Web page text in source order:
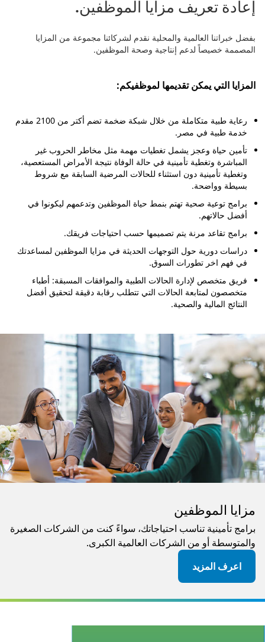
إعادة تعريف مزايا الموظفين.
بفضل خبراتنا العالمية والمحلية نقدم لشركائنا مجموعة من المزايا
المصممة خصيصاً لدعم إنتاجية وصحة الموظفين.​
المزايا التي يمكن تقديمها لموظفيكم:
رعاية طبية متكاملة من خلال شبكة ضخمة تضم أكتر من 2100 مقدم
خدمة طبية في مصر.​
تأمين حياة وعجز يشمل تغطيات مهمة مثل مخاطر الحروب غير
المباشرة وتغطية تأمينية في حالة الوفاة نتيجة الأمراض المستعصية،
وتغطية تأمينية دون استثناء للحالات المرضية السابقة مع شروط
بسيطة وواضحة.​
برامج توعية صحية تهتم بنمط حياة الموظفين وتدعمهم ليكونوا في
أفضل حالاتهم.​
برامج تقاعد مرنة يتم تصميمها حسب احتياجات فريقك.​
دراسات دورية حول التوجهات الحديثة في مزايا الموظفين لمساعدتك
في فهم اخر تطورات السوق.​
فريق متخصص لإدارة الحالات الطبية والموافقات المسبقة: أطباء
متخصصون لمتابعة الحالات التي تتطلب رقابة دقيقة لتحقيق أفضل
النتائج المالية والصحية.​
مزايا الموظفين
برامج تأمينية تناسب احتياجاتك، سواءً كنت من الشركات الصغيرة
والمتوسطة أو من الشركات العالمية الكبرى. ​
اعرف المزيد